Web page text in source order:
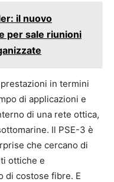
il nuovo
per sale riunioni
in termini
di applicazioni e
di una rete ottica,
Il PSE-3 è
che cercano di
ottiche e
di costose fibre. E